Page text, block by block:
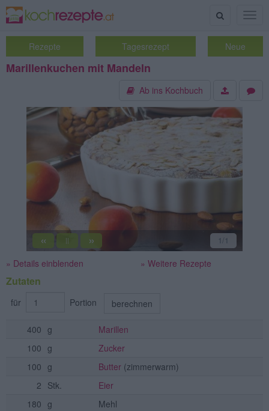
Suche
Rezepte Tagesrezept Neue
Marillenkuchen mit Mandeln
Ab ins Kochbuch
« || » 1 /1
» Details einblenden » Weitere Rezepte
Zutaten
für Portion berechnen
400 g
Marillen
100 g
Zucker
100 g Butter (zimmerwarm)
2 Stk.
Eier
180 g
Mehl